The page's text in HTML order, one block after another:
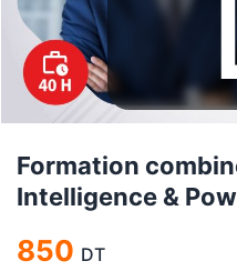
Formation
Intelligence &
850 DT